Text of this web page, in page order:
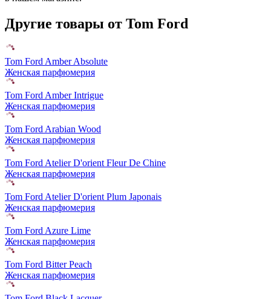
Другие товары от Tom Ford
Tom Ford Amber Absolute
Женская парфюмерия
Tom Ford Amber Intrigue
Женская парфюмерия
Tom Ford Arabian Wood
Женская парфюмерия
Tom Ford Atelier D'orient Fleur De Chine
Женская парфюмерия
Tom Ford Atelier D'orient Plum Japonais
Женская парфюмерия
Tom Ford Azure Lime
Женская парфюмерия
Tom Ford Bitter Peach
Женская парфюмерия